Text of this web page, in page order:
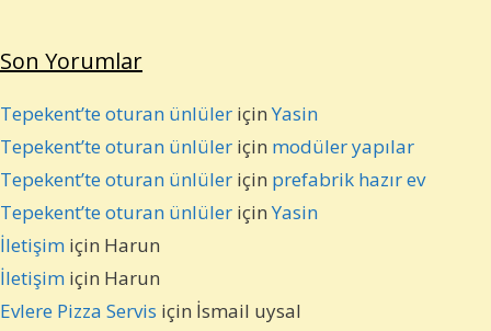
Son Yorumlar
Tepekent’te oturan ünlüler içinYasin
Tepekent’te oturan ünlüler için modüler yapılar
Tepekent’te oturan ünlüler için prefabrik hazır ev
Tepekent’te oturan ünlüler içinYasin
İletişim için Harun
İletişim için Harun
Evlere Pizza Servis için İsmail uysal